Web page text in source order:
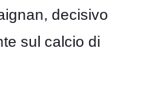
decisivo
sul calcio di